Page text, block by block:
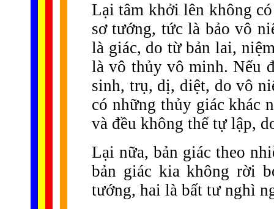
Lại tâm khởi lên không
sơ tướng, tức là bảo vô
là giác, do từ bản lai,
là vô thủy vô minh. Nếu
sinh, trụ, dị, diệt, do vô
có những thủy giác khác
và đều không thể tự lập,
Lại nữa, bản giác theo
bản giác kia không rời
tướng, hai là bất tư nghì